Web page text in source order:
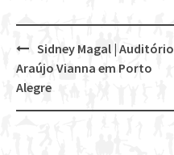
Post
navigation
Sidney Magal | Auditório
Araújo Vianna em Porto
Alegre